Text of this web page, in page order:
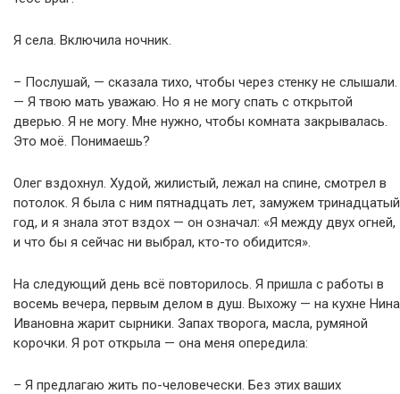
Я села. Включила ночник.
– Послушай, — сказала тихо, чтобы через стенку не слышали.
— Я твою мать уважаю. Но я не могу спать с открытой
дверью. Я не могу. Мне нужно, чтобы комната закрывалась.
Это моё. Понимаешь?
Олег вздохнул. Худой, жилистый, лежал на спине, смотрел в
потолок. Я была с ним пятнадцать лет, замужем тринадцатый
год, и я знала этот вздох — он означал: «Я между двух огней,
и что бы я сейчас ни выбрал, кто-то обидится».
На следующий день всё повторилось. Я пришла с работы в
восемь вечера, первым делом в душ. Выхожу — на кухне Нина
Ивановна жарит сырники. Запах творога, масла, румяной
корочки. Я рот открыла — она меня опередила:
– Я предлагаю жить по-человечески. Без этих ваших